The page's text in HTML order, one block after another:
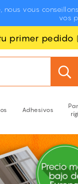
nous vous
vos
primer pedido
Adhesivos